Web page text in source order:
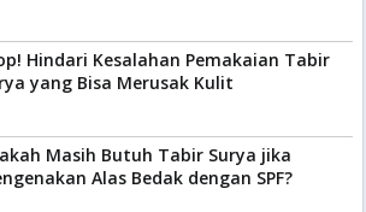
Hindari Kesalahan Pemakaian Tabir
yang Bisa Merusak Kulit
Masih Butuh Tabir Surya jika
Alas Bedak dengan SPF?